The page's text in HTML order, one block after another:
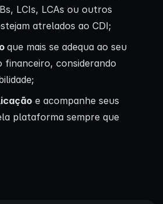
LCIs, LCAs ou outros
atrelados ao CDI;
que mais se adequa ao seu
financeiro, considerando
e acompanhe seus
plataforma sempre que